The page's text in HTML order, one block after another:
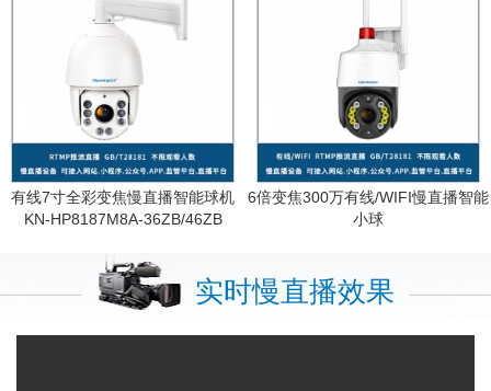
有线7寸全彩变焦慢直播智能球机
KN-HP8187M8A-36ZB/46ZB
6倍变焦300万有线/WIFI慢直播智能
小球
实时慢直播效果